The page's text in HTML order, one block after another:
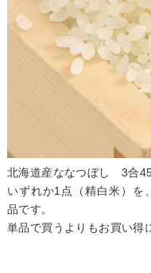
北海道産ななつぼし 3
いずれか1点（精白米）
品です。
単品で買うよりもお買い得